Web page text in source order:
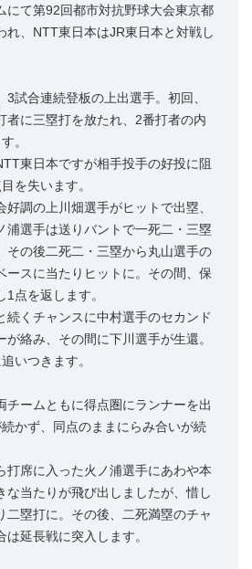
にて第92回都市対抗野球大会東京都
れ、NTT東日本はJR東日本と対戦し
試合連続登板の上出選手。初回、
者に三塁打を放たれ、2番打者の内
。
東日本ですが相手投手の好投に阻
を失います。
好調の上川畑選手がヒットで出塁、
浦選手は送りバントで一死二・三塁
その後二死二・三塁から丸山選手の
ースに当たりヒットに。その間、保
点を返します。
続くチャンスに中村選手のセカンド
が絡み、その間に下川選手が生還。
いつきます。
チームともに得点圏にランナーを出
かず、同点のままにらみ合いが続
打席に入った火ノ浦選手にあわや本
な当たりが飛び出しましたが、惜し
二塁打に。その後、二死満塁のチャ
延長戦に突入します。